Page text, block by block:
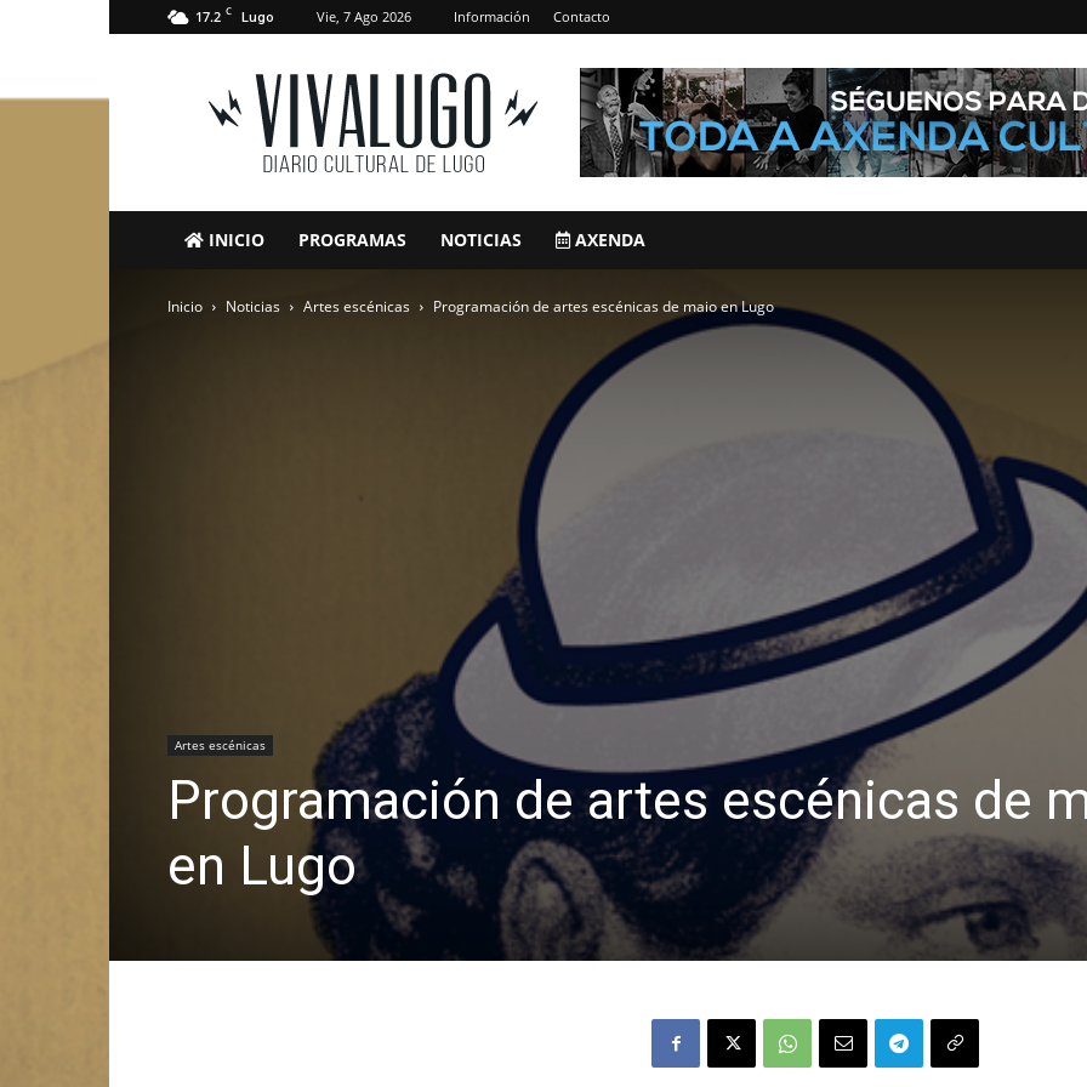
17.2 C Lugo Vie, 7 Ago 2026 Información Contacto
VivaLugo
INICIO PROGRAMAS NOTICIAS AXENDA
Inicio Noticias Artes escénicas Programación de artes escénicas de maio en Lugo
Artes escénicas
Programación de artes escénicas de
en Lugo